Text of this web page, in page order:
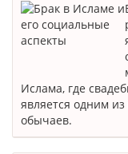
Ислама, где
является одним
обычаев.